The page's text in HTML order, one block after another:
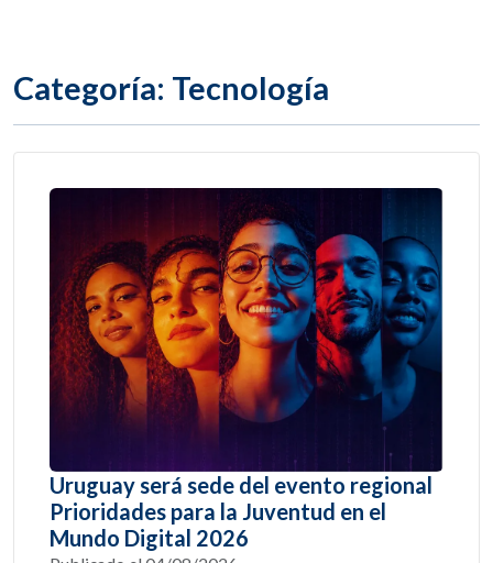
Categoría: Tecnología
Uruguay será sede del evento regional
Prioridades para la Juventud en el
Mundo Digital 2026